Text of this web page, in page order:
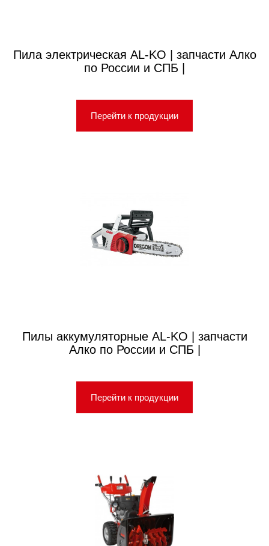
Пила электрическая AL-KO | запчасти Алко
по России и СПБ |
Перейти к продукции
Пилы аккумуляторные AL-KO | запчасти
Алко по России и СПБ |
Перейти к продукции